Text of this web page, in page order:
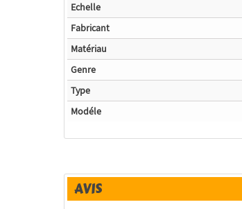
Echelle
Fabricant
Matériau
Genre
Type
Modéle
AVIS